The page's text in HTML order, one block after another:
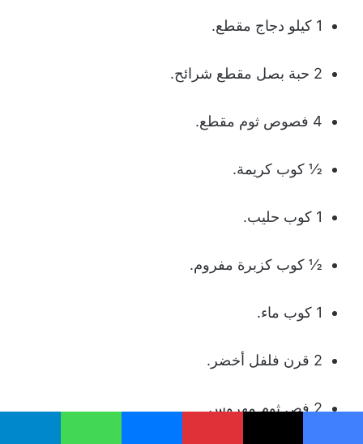
1 كيلو دجاج مقطع.
2 حبة بصل مقطع شرائح.
4 فصوص ثوم مقطع.
½ كوب كريمة.
1 كوب حليب.
½ كوب كزبرة مفروم.
1 كوب ماء.
2 قرن فلفل أخضر.
2 فص ثوم مهروس.